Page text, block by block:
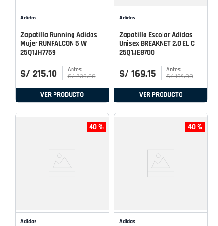
Adidas
Zapatilla Running Adidas
Mujer RUNFALCON 5 W
25Q1.IH7759
S/ 215.10 S/ 239.00
VER PRODUCTO
Adidas
Zapatilla Escolar Adidas
Unisex BREAKNET 2.0 EL C
25Q1.IE8700
S/ 169.15 S/ 199.00
VER PRODUCTO
40 %
Adidas
40 %
Adidas